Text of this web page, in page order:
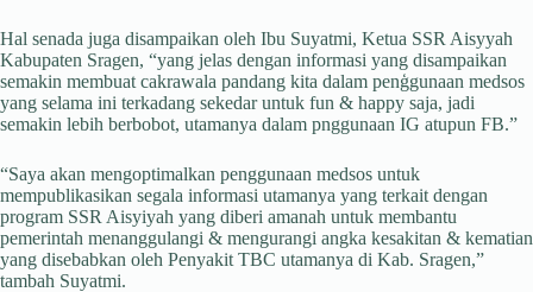
Hal senada juga disampaikan oleh Ibu Suyatmi, Ketua SSR Aisyyah
Kabupaten Sragen, “yang jelas dengan informasi yang disampaikan
semakin membuat cakrawala pandang kita dalam penģgunaan medsos
yang selama ini terkadang sekedar untuk fun & happy saja, jadi
semakin lebih berbobot, utamanya dalam pnggunaan IG atupun FB.”
“Saya akan mengoptimalkan penggunaan medsos untuk
mempublikasikan segala informasi utamanya yang terkait dengan
program SSR Aisyiyah yang diberi amanah untuk membantu
pemerintah menanggulangi & mengurangi angka kesakitan & kematian
yang disebabkan oleh Penyakit TBC utamanya di Kab. Sragen,”
tambah Suyatmi.